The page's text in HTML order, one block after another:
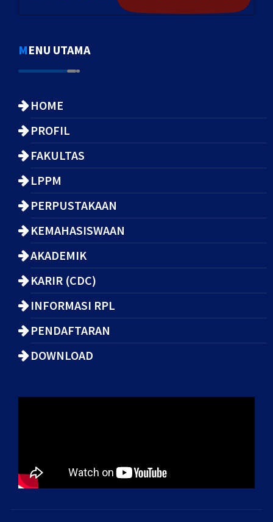
MENU UTAMA
HOME
PROFIL
FAKULTAS
LPPM
PERPUSTAKAAN
KEMAHASISWAAN
AKADEMIK
KARIR (CDC)
INFORMASI RPL
PENDAFTARAN
DOWNLOAD